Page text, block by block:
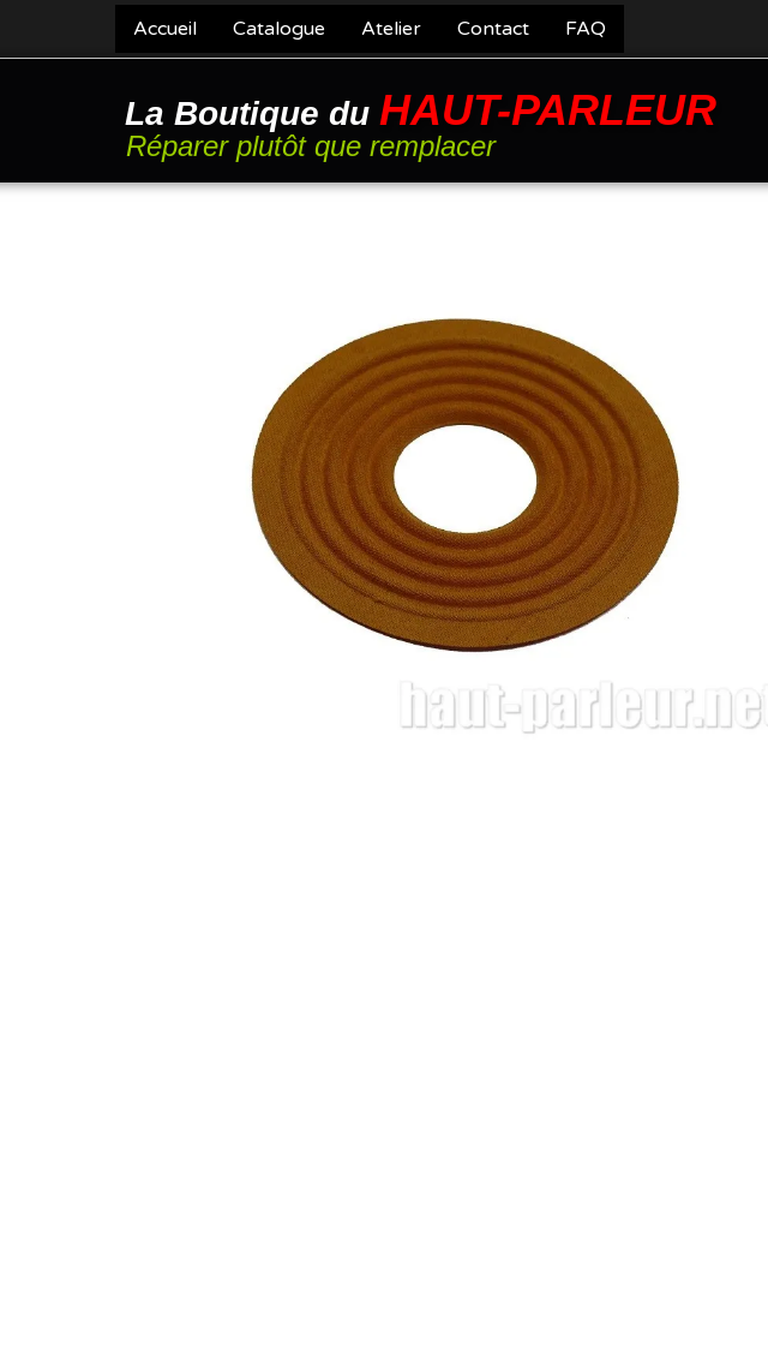
Accueil Catalogue Atelier Contact FAQ
La Boutique du HAUT-PARLEUR
Réparer plutôt que remplacer